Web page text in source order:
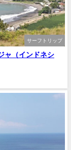
サーフトリップ
ャ（インドネシ